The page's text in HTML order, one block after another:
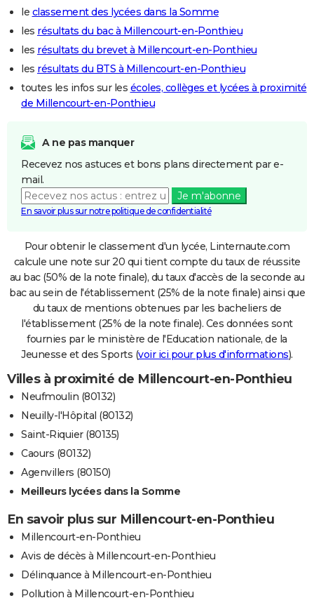
le classement des lycées dans la Somme
les résultats du bac à Millencourt-en-Ponthieu
les résultats du brevet à Millencourt-en-Ponthieu
les résultats du BTS à Millencourt-en-Ponthieu
toutes les infos sur les écoles, collèges et lycées à proximité
de Millencourt-en-Ponthieu
A ne pas manquer
Recevez nos astuces et bons plans directement par e-
mail.
Je m'abonne
En savoir plus sur notre politique de confidentialité
Pour obtenir le classement d'un lycée, Linternaute.com
calcule une note sur 20 qui tient compte du taux de réussite
au bac (50% de la note finale), du taux d'accès de la seconde au
bac au sein de l'établissement (25% de la note finale) ainsi que
du taux de mentions obtenues par les bacheliers de
l'établissement (25% de la note finale). Ces données sont
fournies par le ministère de l'Education nationale, de la
Jeunesse et des Sports (voir ici pour plus d'informations).
Villes à proximité de Millencourt-en-Ponthieu
Neufmoulin (80132)
Neuilly-l'Hôpital (80132)
Saint-Riquier (80135)
Caours (80132)
Agenvillers (80150)
Meilleurs lycées dans la Somme
En savoir plus sur Millencourt-en-Ponthieu
Millencourt-en-Ponthieu
Avis de décès à Millencourt-en-Ponthieu
Délinquance à Millencourt-en-Ponthieu
Pollution à Millencourt-en-Ponthieu